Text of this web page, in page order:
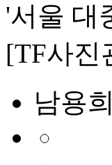
'서울 대
[TF사진
남용